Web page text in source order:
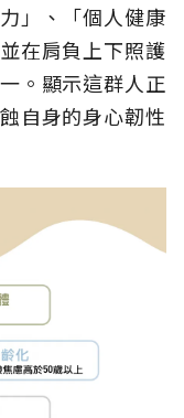
」、「個人健康
在肩負上下照護
。顯示這群人正
自身的身心韌性